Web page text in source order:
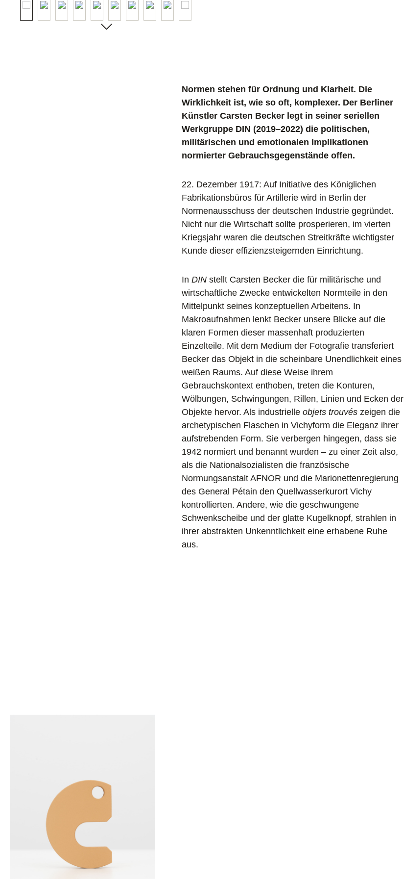
Normen stehen für Ordnung und Klarheit. Die
Wirklichkeit ist, wie so oft, komplexer. Der Berliner
Künstler Carsten Becker legt in seiner seriellen
Werkgruppe DIN (2019–2022) die politischen,
militärischen und emotionalen Implikationen
normierter Gebrauchsgegenstände offen.
22. Dezember 1917: Auf Initiative des Königlichen
Fabrikationsbüros für Artillerie wird in Berlin der
Normenausschuss der deutschen Industrie gegründet.
Nicht nur die Wirtschaft sollte prosperieren, im vierten
Kriegsjahr waren die deutschen Streitkräfte wichtigster
Kunde dieser effizienzsteigernden Einrichtung.
In DIN stellt Carsten Becker die für militärische und
wirtschaftliche Zwecke entwickelten Normteile in den
Mittelpunkt seines konzeptuellen Arbeitens. In
Makroaufnahmen lenkt Becker unsere Blicke auf die
klaren Formen dieser massenhaft produzierten
Einzelteile. Mit dem Medium der Fotografie transferiert
Becker das Objekt in die scheinbare Unendlichkeit eines
weißen Raums. Auf diese Weise ihrem
Gebrauchskontext enthoben, treten die Konturen,
Wölbungen, Schwingungen, Rillen, Linien und Ecken der
Objekte hervor. Als industrielle objets trouvés zeigen die
archetypischen Flaschen in Vichyform die Eleganz ihrer
aufstrebenden Form. Sie verbergen hingegen, dass sie
1942 normiert und benannt wurden – zu einer Zeit also,
als die Nationalsozialisten die französische
Normungsanstalt AFNOR und die Marionettenregierung
des General Pétain den Quellwasserkurort Vichy
kontrollierten. Andere, wie die geschwungene
Schwenkscheibe und der glatte Kugelknopf, strahlen in
ihrer abstrakten Unkenntlichkeit eine erhabene Ruhe
aus.